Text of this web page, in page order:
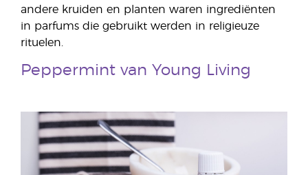
andere kruiden en planten waren ingrediënten
in parfums die gebruikt werden in religieuze
rituelen.
Peppermint van Young Living